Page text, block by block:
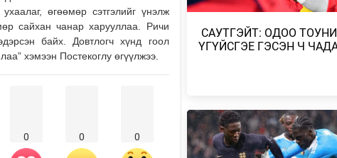
өгөөмөр сэтгэлийг үнэлж
сайхан чанар харууллаа. Ричи
байх. Довтлогч хүнд гоол
хэмээн Постекоглу өгүүлжээ.
0 0 0
Өчигдөр
МОНГОЛ-АЛТАЙ, ХӨВСГӨЛИЙН
УУЛАРХАГ НУТАГ, ДОРНОД-
УИХ-ЫН ДАРГА С.БЯМБАЦОГТ
АЗИЙН ЭРЭГТЭЙЧҮҮДИЙН
ВОЛЕЙБОЛЫН АВАРГА Ш…
2026/08/05
​ САУТГЭЙТ: ОДОО ТОУНИ
ҮГҮЙСГЭЕ ГЭСЭН Ч